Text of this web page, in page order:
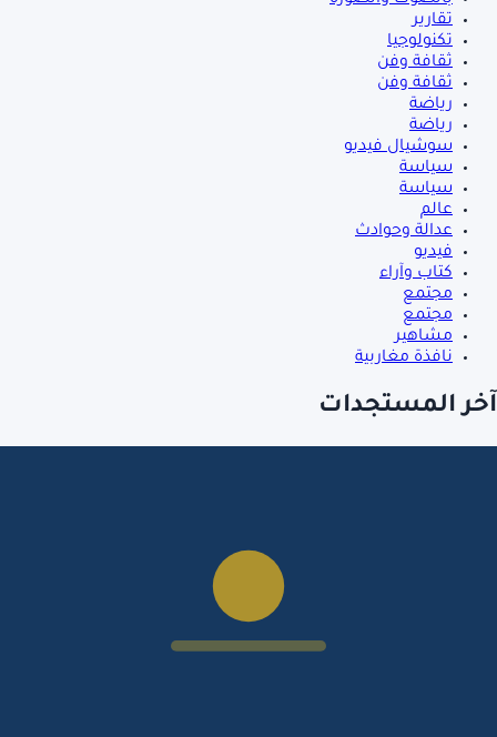
تقارير
تكنولوجيا
ثقافة وفن
ثقافة وفن
رياضة
رياضة
سوشيال فيديو
سياسة
سياسة
عالم
عدالة وحوادث
فيديو
كتاب وآراء
مجتمع
مجتمع
مشاهير
نافذة مغاربية
آخر المستجدات